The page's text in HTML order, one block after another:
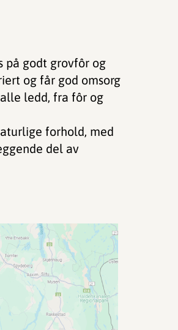
på godt grovfôr og
og får god omsorg
ledd, fra fôr og
forhold, med
del av